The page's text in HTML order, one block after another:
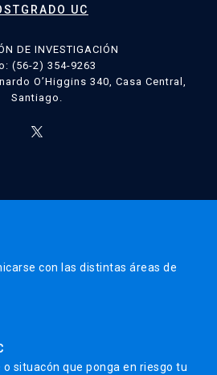
UC
DE INVESTIGACIÓN
(56-2) 354-9263
O’Higgins 340, Casa Central,
Santiago.
con las distintas áreas de
o situacón que ponga en riesgo tu